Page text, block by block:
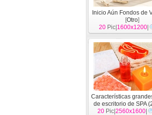
Inicio Aún Fondos de
[Otro]
20 Pic| 1600x1200
Características
de escritorio de SPA
20 Pic| 2560x1600